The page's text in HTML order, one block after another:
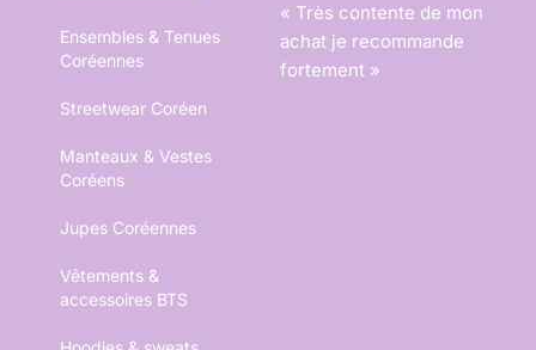
Ensembles & Tenues
Coréennes
Streetwear Coréen
Manteaux & Vestes
Coréens
Jupes Coréennes
Vêtements &
accessoires BTS
« Très contente de mon
achat je recommande
fortement »